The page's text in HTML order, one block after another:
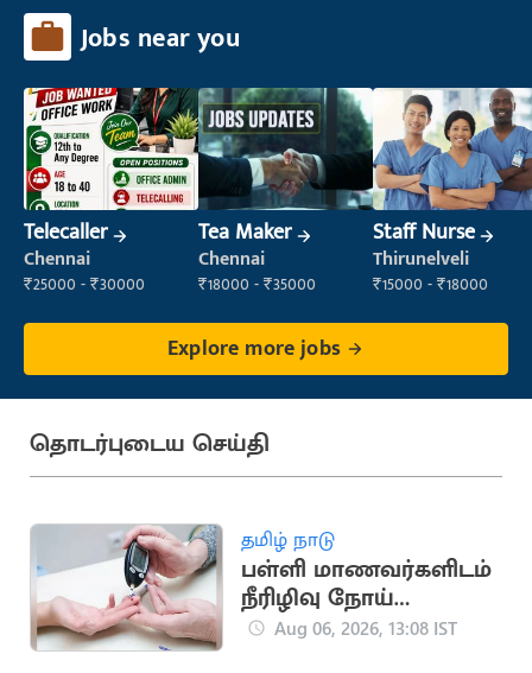
Jobs near you
Telecaller
Chennai
₹25000 - ₹30000
Tea Maker
Chennai
₹18000 - ₹35000
Staff Nurse
Thirunelveli
₹15000 - ₹18000
Explore more jobs
தொடர்புடைய செய்தி
தமிழ் நாடு
பள்ளி மாணவர்களிடம்
நீரிழிவு நோய்
அறிகுறி அதிகரிப்பு:
Aug 06, 2026, 13:08 IST